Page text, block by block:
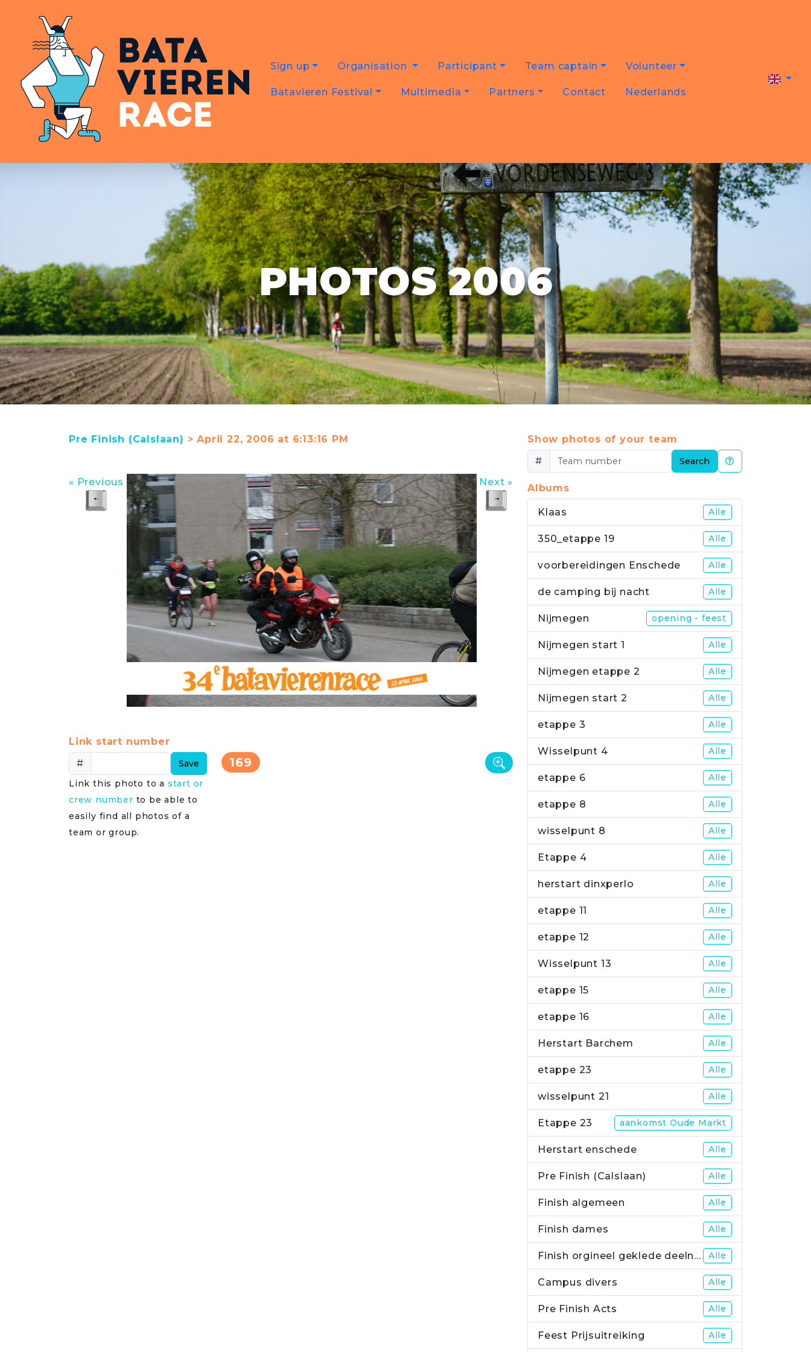
Sign up Organisation Participant Team captain Volunteer
Batavieren Festival Multimedia Partners Contact Nederlands
PHOTOS 2006
Pre Finish (Calslaan) > April 22, 2006 at 6:13:16 PM
« Previous Next »
Link start number
#
Save
Link this photo to a start or
crew number to be able to
easily find all photos of a
team or group.
169
Show photos of your team
#
Search
Albums
Klaas Alle
350_etappe 19 Alle
voorbereidingen Enschede Alle
de camping bij nacht Alle
Nijmegen opening - feest
Nijmegen start 1 Alle
Nijmegen etappe 2 Alle
Nijmegen start 2 Alle
etappe 3 Alle
Wisselpunt 4 Alle
etappe 6 Alle
etappe 8 Alle
wisselpunt 8 Alle
Etappe 4 Alle
herstart dinxperlo Alle
etappe 11 Alle
etappe 12 Alle
Wisselpunt 13 Alle
etappe 15 Alle
etappe 16 Alle
Herstart Barchem Alle
etappe 23 Alle
wisselpunt 21 Alle
Etappe 23 aankomst Oude Markt
Herstart enschede Alle
Pre Finish (Calslaan) Alle
Finish algemeen Alle
Finish dames Alle
Finish orgineel geklede deelnemers Alle
Campus divers Alle
Pre Finish Acts Alle
Feest Prijsuitreiking Alle